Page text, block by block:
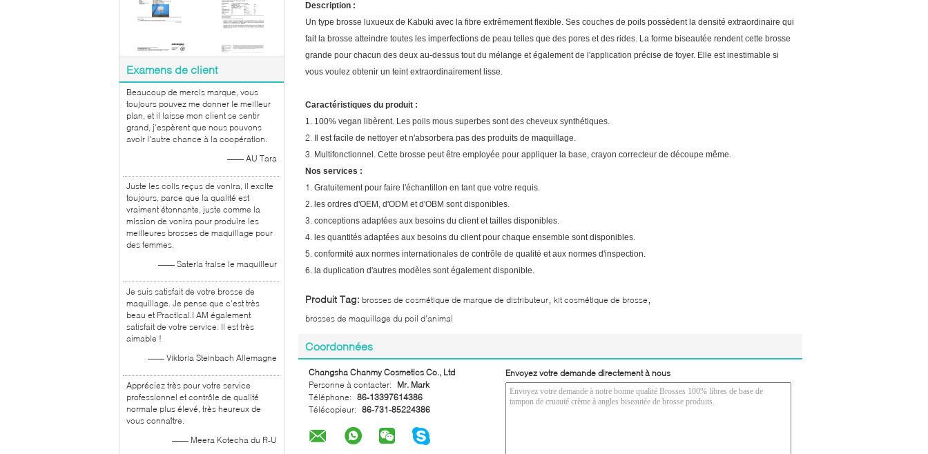
Examens de client
Beaucoup de mercis marque, vous
toujours pouvez me donner le meilleur
plan, et il laisse mon client se sentir
grand, j'espèrent que nous pouvons
avoir l'autre chance à la coopération.
—— AU Tara
Juste les colis reçus de vonira, il excite
toujours, parce que la qualité est
vraiment étonnante, juste comme la
mission de vonira pour produire les
meilleures brosses de maquillage pour
des femmes.
—— Sateria fraise le maquilleur
Je suis satisfait de votre brosse de
maquillage. Je pense que c'est très
beau et Practical.I AM également
satisfait de votre service. Il est très
aimable !
—— Viktoria Steinbach Allemagne
Appréciez très pour votre service
professionnel et contrôle de qualité
normale plus élevé, très heureux de
vous connaître.
—— Meera Kotecha du R-U
Description :
Un type brosse luxueux de Kabuki avec la fibre extrêmement flexible. Ses couches de poils possèdent la densité extraordinaire qui
fait la brosse atteindre toutes les imperfections de peau telles que des pores et des rides. La forme biseautée rendent cette brosse
grande pour chacun des deux au-dessus tout du mélange et également de l'application précise de foyer. Elle est inestimable si
vous voulez obtenir un teint extraordinairement lisse.
Caractéristiques du produit :
1. 100% vegan libèrent. Les poils mous superbes sont des cheveux synthétiques.
2. Il est facile de nettoyer et n'absorbera pas des produits de maquillage.
3. Multifonctionnel. Cette brosse peut être employée pour appliquer la base, crayon correcteur de découpe même.
Nos services :
1. Gratuitement pour faire l'échantillon en tant que votre requis.
2. les ordres d'OEM, d'ODM et d'OBM sont disponibles.
3. conceptions adaptées aux besoins du client et tailles disponibles.
4. les quantités adaptées aux besoins du client pour chaque ensemble sont disponibles.
5. conformité aux normes internationales de contrôle de qualité et aux normes d'inspection.
6. la duplication d'autres modèles sont également disponible.
Produit Tag: brosses de cosmétique de marque de distributeur kit cosmétique de brosse
brosses de maquillage du poil d'animal
Coordonnées
Changsha Chanmy Cosmetics Co., Ltd
Personne à contacter:
Mr. Mark
Téléphone: 86-13397614386
Télécopieur: 86-731-85224386
Envoyez votre demande directement à nous